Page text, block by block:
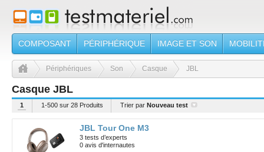
COMPOSANT PÉRIPHÉRIQUE IMAGE ET SON
Périphériques Son Casque JBL
Casque JBL
1 1-500 sur 28 Produits Trier par Nouveau test
JBL Tour One M3
3 tests d’experts
0 avis d'internautes